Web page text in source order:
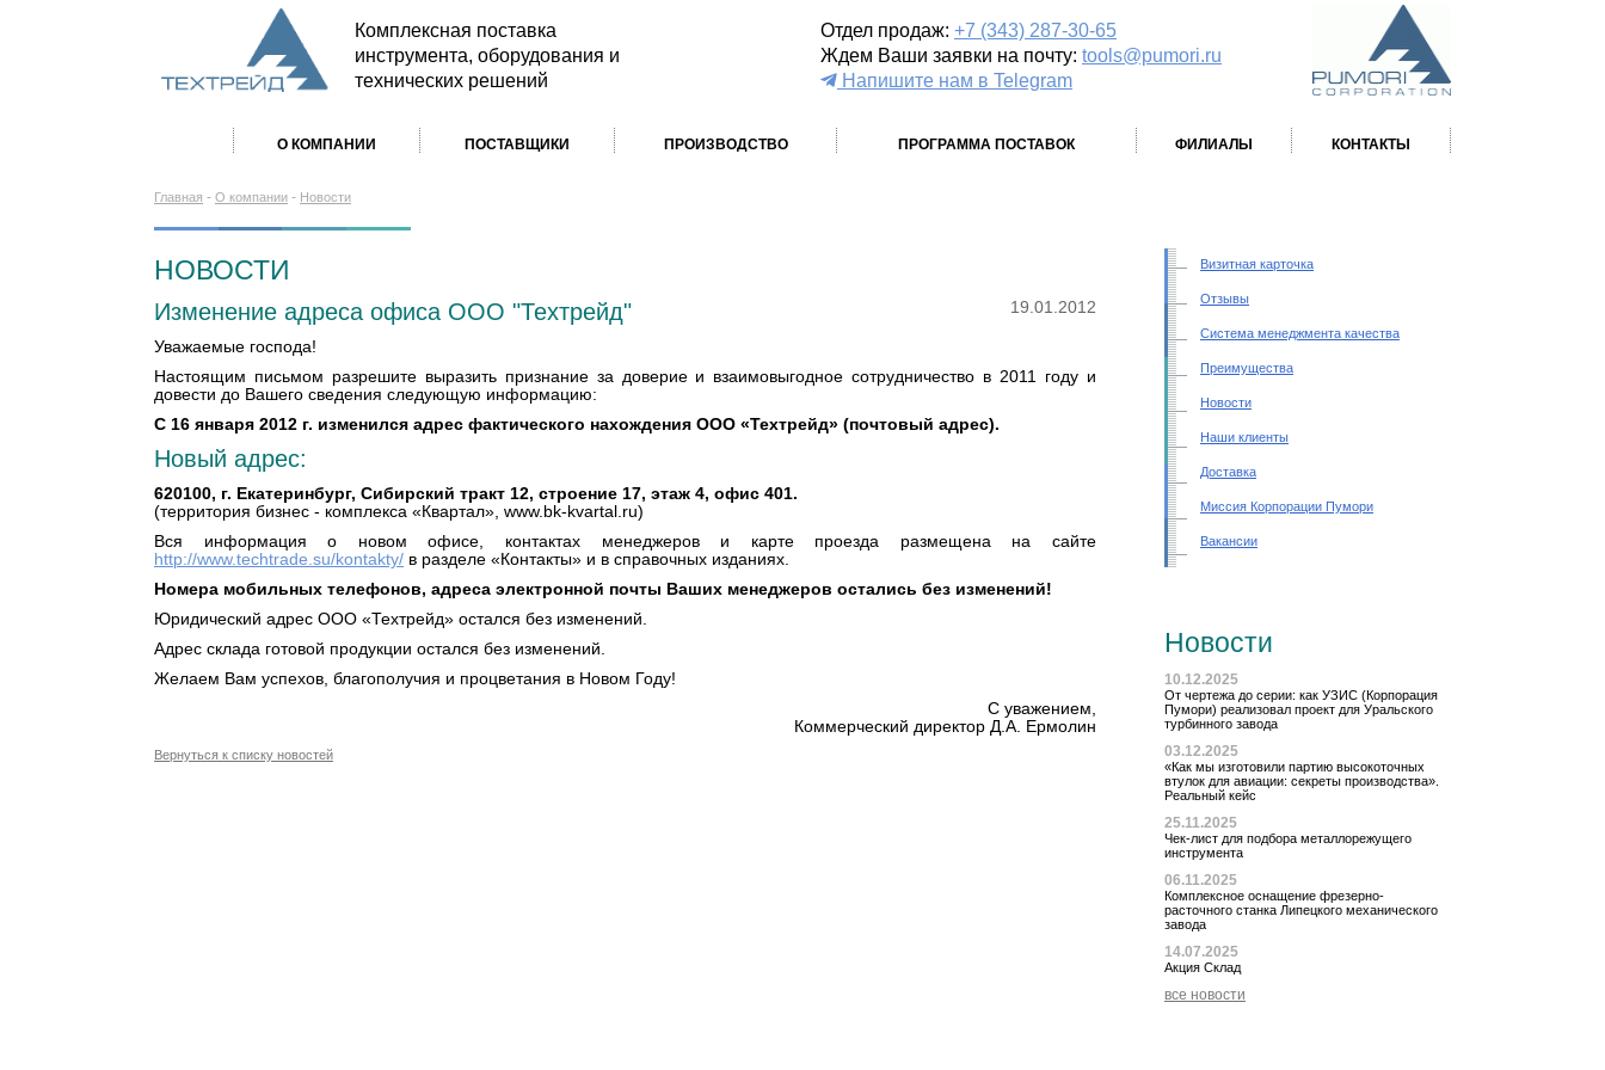
Комплексная поставка
инструмента, оборудования и
технических решений
Отдел продаж: +7 (343) 287-30-65
Ждем Ваши заявки на почту: tools@pumori.ru
Напишите нам в Telegram
О КОМПАНИИ ПОСТАВЩИКИ ПРОИЗВОДСТВО ПРОГРАММА ПОСТАВОК ФИЛИАЛЫ КОНТАКТЫ
Главная - О компании - Новости
Визитная карточка
Отзывы
Система менеджмента качества
Преимущества
Новости
Наши клиенты
Доставка
Миссия Корпорации Пумори
Вакансии
Новости
10.12.2025
От чертежа до серии: как УЗИС (Корпорация
Пумори) реализовал проект для Уральского
турбинного завода
03.12.2025
«Как мы изготовили партию высокоточных
втулок для авиации: секреты производства».
Реальный кейс
25.11.2025
Чек-лист для подбора металлорежущего
инструмента
06.11.2025
Комплексное оснащение фрезерно-
расточного станка Липецкого механического
завода
14.07.2025
Акция Склад
все новости
НОВОСТИ
19.01.2012
Изменение адреса офиса ООО "Техтрейд"
Уважаемые господа!
Настоящим письмом разрешите выразить признание за доверие и взаимовыгодное сотрудничество в 2011 году и
довести до Вашего сведения следующую информацию:
C 16 января 2012 г. изменился адрес фактического нахождения ООО «Техтрейд» (почтовый адрес).
Новый адрес:
620100, г. Екатеринбург, Сибирский тракт 12, строение 17, этаж 4, офис 401.
(территория бизнес - комплекса «Квартал», www.bk-kvartal.ru)
Вся информация о новом офисе, контактах менеджеров и карте проезда размещена на сайте
http://www.techtrade.su/kontakty/ в разделе «Контакты» и в справочных изданиях.
Номера мобильных телефонов, адреса электронной почты Ваших менеджеров остались без изменений!
Юридический адрес ООО «Техтрейд» остался без изменений.
Адрес склада готовой продукции остался без изменений.
Желаем Вам успехов, благополучия и процветания в Новом Году!
С уважением,
Коммерческий директор Д.А. Ермолин
Вернуться к списку новостей